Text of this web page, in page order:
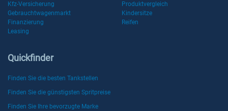
Kfz-Versicherung
Produktvergleich
Gebrauchtwagenmarkt
Kindersitze
Finanzierung
Reifen
Leasing
Quickfinder
Finden Sie die besten Tankstellen
Finden Sie die günstigsten Spritpreise
Finden Sie Ihre bevorzugte Marke